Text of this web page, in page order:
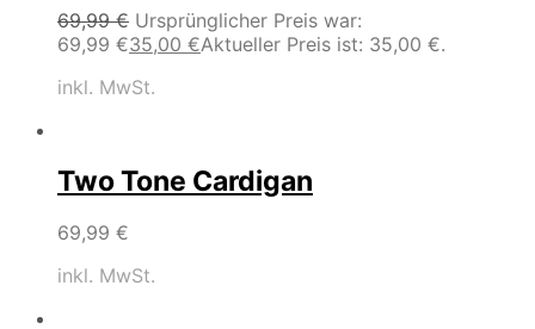
69,99€ Ursprünglicher Preis war:
69,99 €35,00 €Aktueller Preis ist: 35,00 €.
inkl. MwSt.
Two Tone Cardigan
69,99 €
inkl. MwSt.